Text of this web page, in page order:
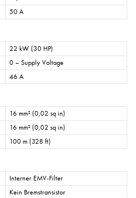
50 A
22 kW (30 HP)
0 – Supply Voltage
46 A
16 mm² (0,02 sq in)
16 mm² (0,02 sq in)
100 m (328 ft)
Interner EMV-Filter
Kein Bremstransistor